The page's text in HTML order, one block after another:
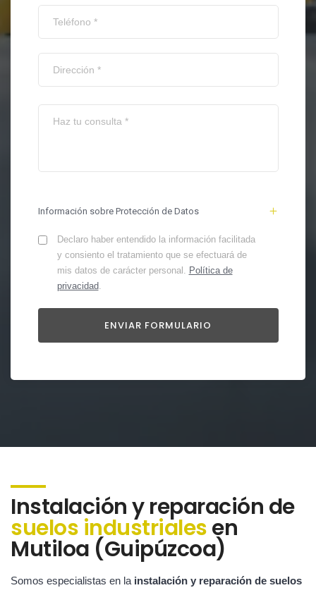
Información sobre Protección de Datos
Declaro haber entendido la información facilitada
y consiento el tratamiento que se efectuará de
mis datos de carácter personal. Política de
privacidad.
Instalación y reparación de
suelos industrialesen
Mutiloa (Guipúzcoa)
Somos especialistas en la instalación y reparación de suelos